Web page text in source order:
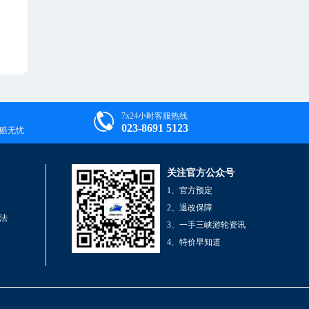
无忧  7x24小时客服热线
023-8691 5123
关注官方公众号
1、官方预定
2、退改保障
3、一手三峡游轮资讯
4、特价早知道